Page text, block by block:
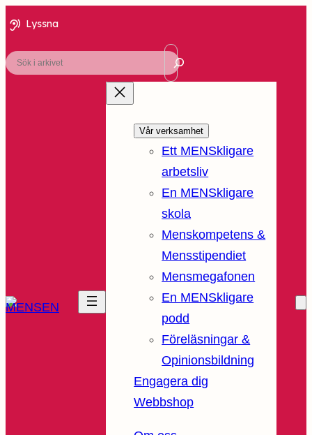
Lyssna
Sök
Vår verksamhet
Ett MENSkligare
arbetsliv
En MENSkligare
skola
Menskompetens &
Mensstipendiet
Mensmegafonen
En MENSkligare
podd
Föreläsningar &
Opinionsbildning
Engagera dig
Webbshop